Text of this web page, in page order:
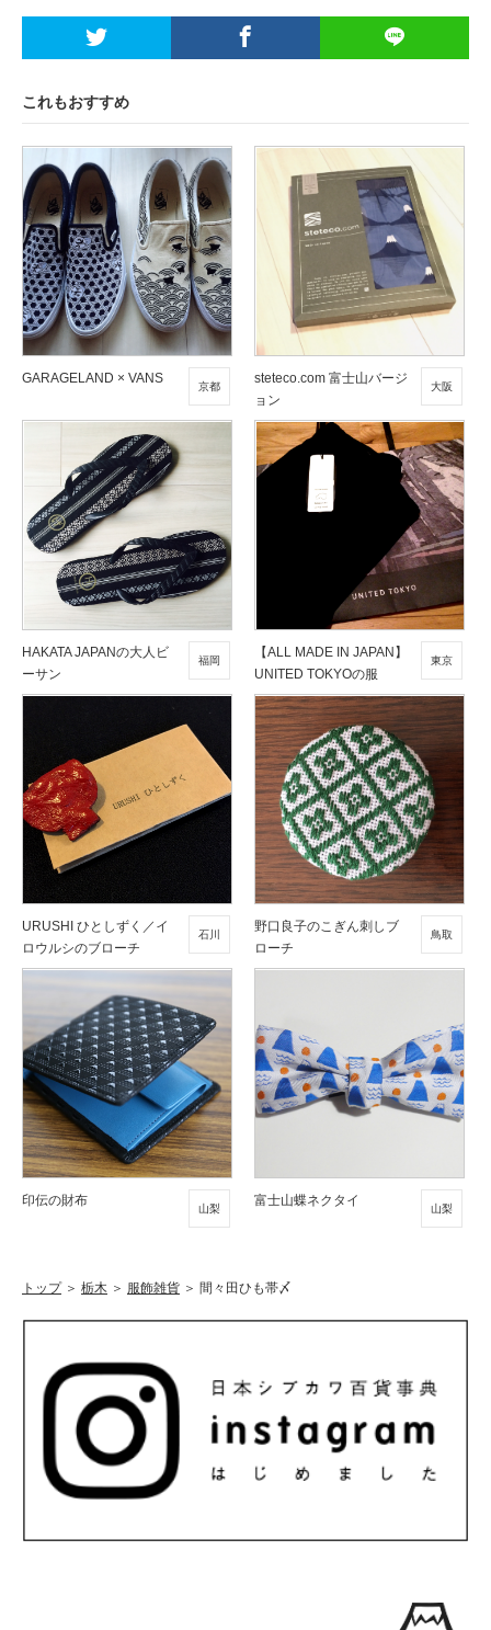
これもおすすめ
GARAGELAND × VANS
京都
steteco.com 富士山バージ
ョン
大阪
HAKATA JAPANの大人ビ
ーサン
福岡
【ALL MADE IN JAPAN】
UNITED TOKYOの服
東京
URUSHI ひとしずく／イ
ロウルシのブローチ
石川
野口良子のこぎん刺しブ
ローチ
鳥取
印伝の財布
山梨
富士山蝶ネクタイ
山梨
トップ＞ 栃木 ＞ 服飾雑貨 ＞ 間々田ひも帯〆